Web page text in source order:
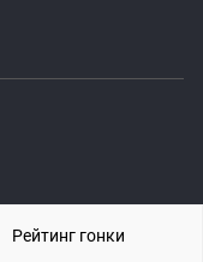
Рейтинг гонки